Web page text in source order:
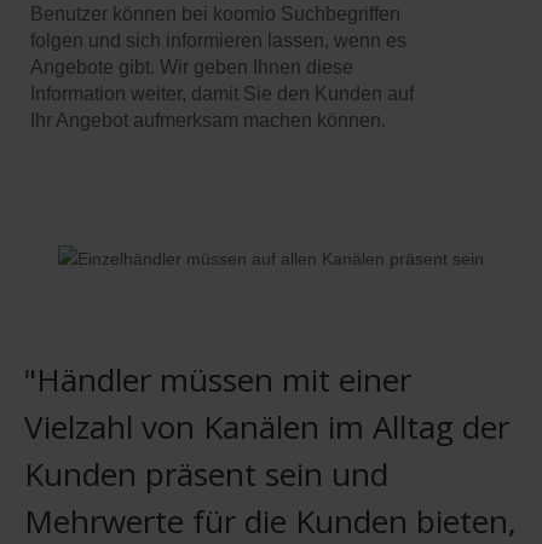
Benutzer können bei koomio Suchbegriffen
folgen und sich informieren lassen, wenn es
Angebote gibt. Wir geben Ihnen diese
Information weiter, damit Sie den Kunden auf
Ihr Angebot aufmerksam machen können.
"Händler müssen mit einer
Vielzahl von Kanälen im Alltag der
Kunden präsent sein und
Mehrwerte für die Kunden bieten,